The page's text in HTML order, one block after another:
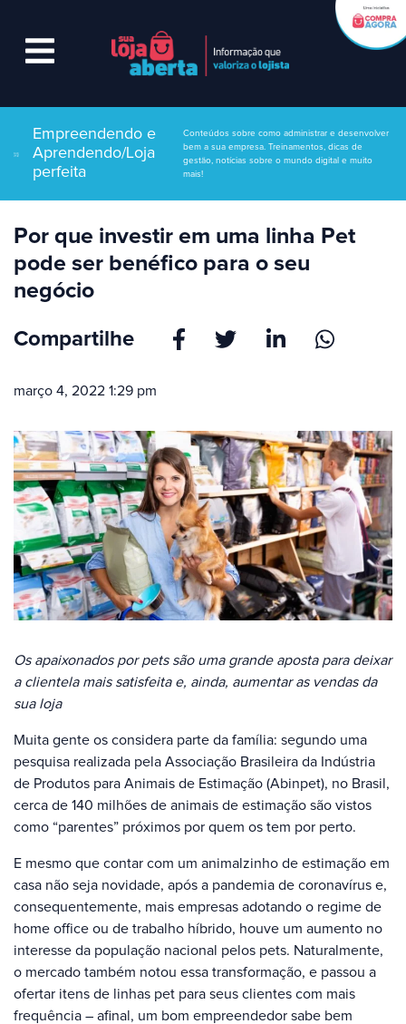
Empreendendo e
Aprendendo/Loja
perfeita
Conteúdos sobre como administrar e desenvolver
bem a sua empresa. Treinamentos, dicas de
gestão, notícias sobre o mundo digital e muito
mais!
Por que investir em uma linha Pet
pode ser benéfico para o seu
negócio
Compartilhe
março 4, 2022 1:29 pm
Os apaixonados por pets são uma grande aposta para deixar
a clientela mais satisfeita e, ainda, aumentar as vendas da
sua loja
Muita gente os considera parte da família: segundo uma
pesquisa realizada pela Associação Brasileira da Indústria
de Produtos para Animais de Estimação (Abinpet), no Brasil,
cerca de 140 milhões de animais de estimação são vistos
como “parentes” próximos por quem os tem por perto.
E mesmo que contar com um animalzinho de estimação em
casa não seja novidade, após a pandemia de coronavírus e,
consequentemente, mais empresas adotando o regime de
home office ou de trabalho híbrido, houve um aumento no
interesse da população nacional pelos pets. Naturalmente,
o mercado também notou essa transformação, e passou a
ofertar itens de linhas pet para seus clientes com mais
frequência – afinal, um bom empreendedor sabe bem